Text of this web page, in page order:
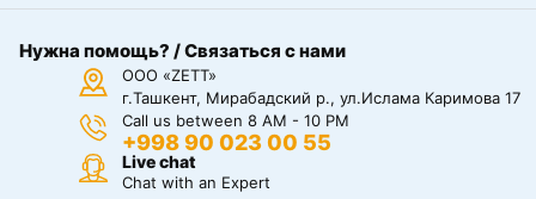
Нужна помощь? / Связаться с нами
ООО «ZETT»
г.Ташкент, Мирабадский р., ул.Ислама Каримова 17
Call us between 8 AM - 10 PM
+998 90 023 00 55
Live chat
Chat with an Expert